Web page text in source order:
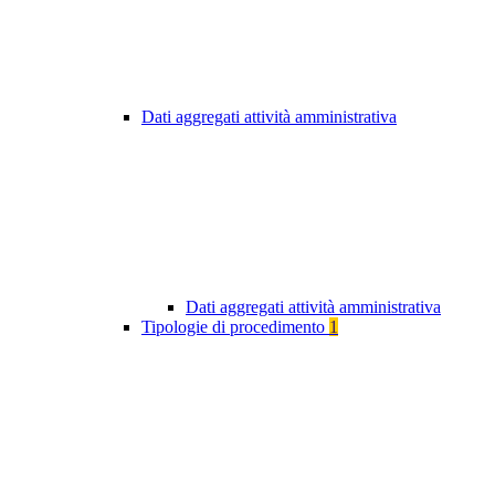
Dati aggregati attività amministrativa
Dati aggregati attività amministrativa
Tipologie di procedimento 1